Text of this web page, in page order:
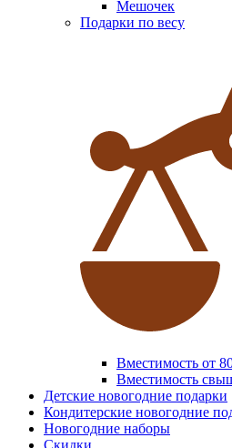
Мешочек
Подарки по весу
Вместимость от
Вместимость
Детские новогодние подарки
Кондитерские новогодние
Новогодние наборы